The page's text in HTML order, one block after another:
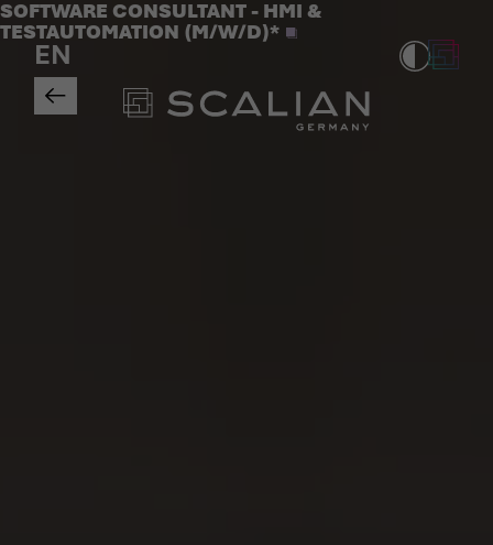
>
EN
Jobs
SOFTWARE CONSULTANT - HMI &
TESTAUTOMATION (M/W/D)*